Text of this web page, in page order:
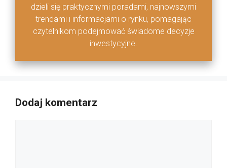
dzieli się praktycznymi poradami, najnowszymi
trendami i informacjami o rynku, pomagając
czytelnikom podejmować świadome decyzje
inwestycyjne.
Dodaj komentarz